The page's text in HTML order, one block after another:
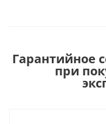
Гарантийное
при